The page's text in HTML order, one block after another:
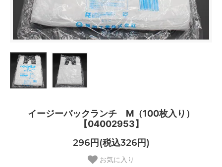
イージーバックランチ M（100枚入り）
【04002953】
296円(税込326円)
お気に入り